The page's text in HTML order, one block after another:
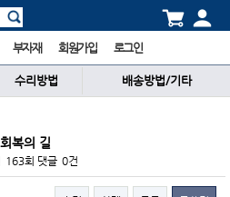
부자재 회원가입 로그인
수리방법 배송방법/기타
복의 길
163회 댓글 0건